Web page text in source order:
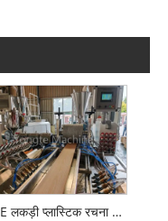
WPE लकड़ी प्लास्टिक रचना WPC एक्सट्रूज़न मशीन